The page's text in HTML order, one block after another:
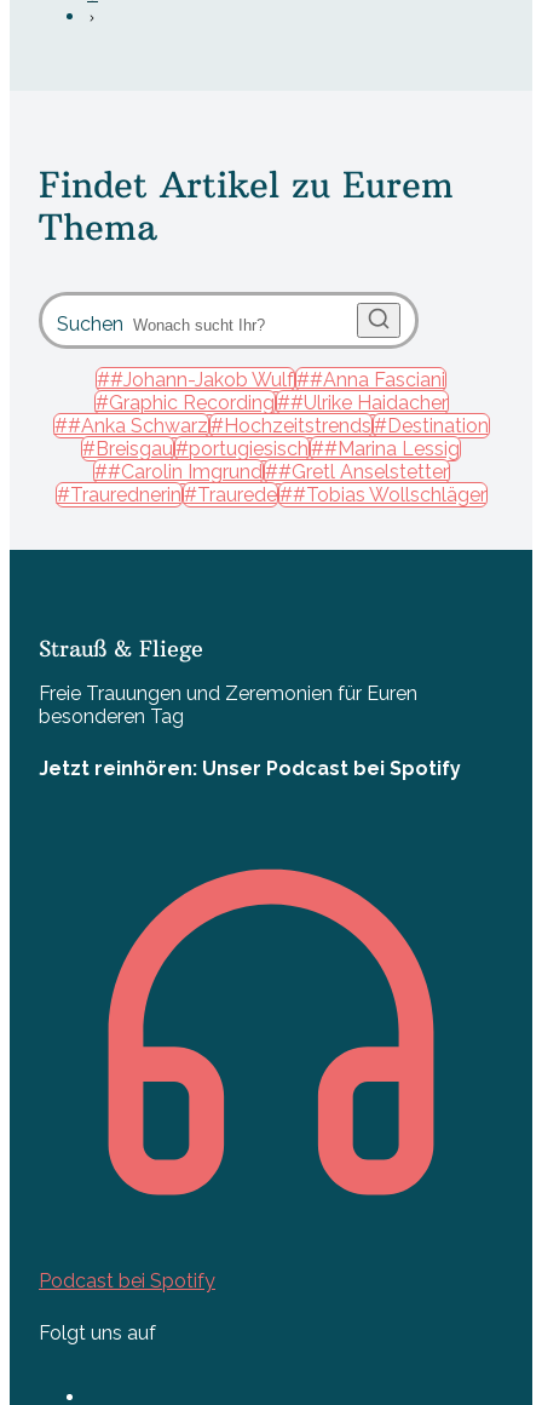
Findet Artikel zu Eurem
Thema
Suchen
##Johann-Jakob Wulf##Anna Fasciani
#Graphic Recording##Ulrike Haidacher
##Anka Schwarz#Hochzeitstrends#Destination
#Breisgau#portugiesisch##Marina Lessig
##Carolin Imgrund##Gretl Anselstetter
#Traurednerin#Traurede##Tobias Wollschläger
Strauß & Fliege
Freie Trauungen und Zeremonien für Euren
besonderen Tag
Jetzt reinhören: Unser Podcast bei Spotify
Podcast bei Spotify
Folgt uns auf